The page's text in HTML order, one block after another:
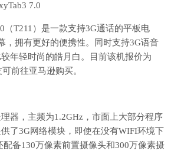
7.0
（T211）是一款支持3G通话的平板电
，拥有更好的便携性。同时支持3G语音
年轻时尚的皓月白。目前该机报价为
前往亚马逊购买。
器，主频为1.2GHz，市面上大部分程序
了3G网络模块，即使在没有WIFI环境下
备130万像素前置摄像头和300万像素摄